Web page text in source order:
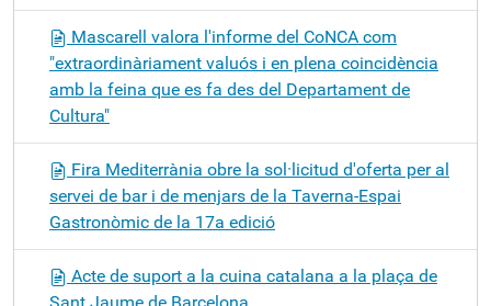
Mascarell valora l'informe del CoNCA com
"extraordinàriament valuós i en plena coincidència
amb la feina que es fa des del Departament de
Cultura"
Fira Mediterrània obre la sol·licitud d'oferta per al
servei de bar i de menjars de la Taverna-Espai
Gastronòmic de la 17a edició
Acte de suport a la cuina catalana a la plaça de